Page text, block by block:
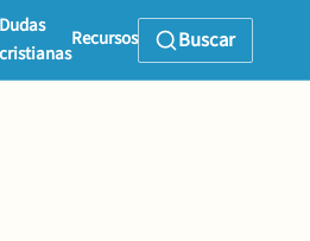
Dudas
cristianas
Recursos Buscar